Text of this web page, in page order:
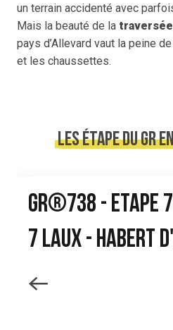
un terrain accidenté avec
Mais la beauté de la
pays d’Allevard vaut la peine
et les chaussettes.
Les étape du GR
GR®738 - ETAPE 7
7 LAUX - HABERT